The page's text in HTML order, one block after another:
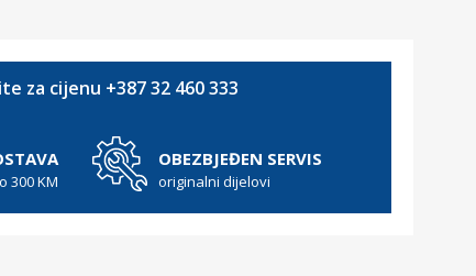
za cijenu +387 32 460 333
300 KM
OBEZBJEĐEN SERVIS
originalni dijelovi